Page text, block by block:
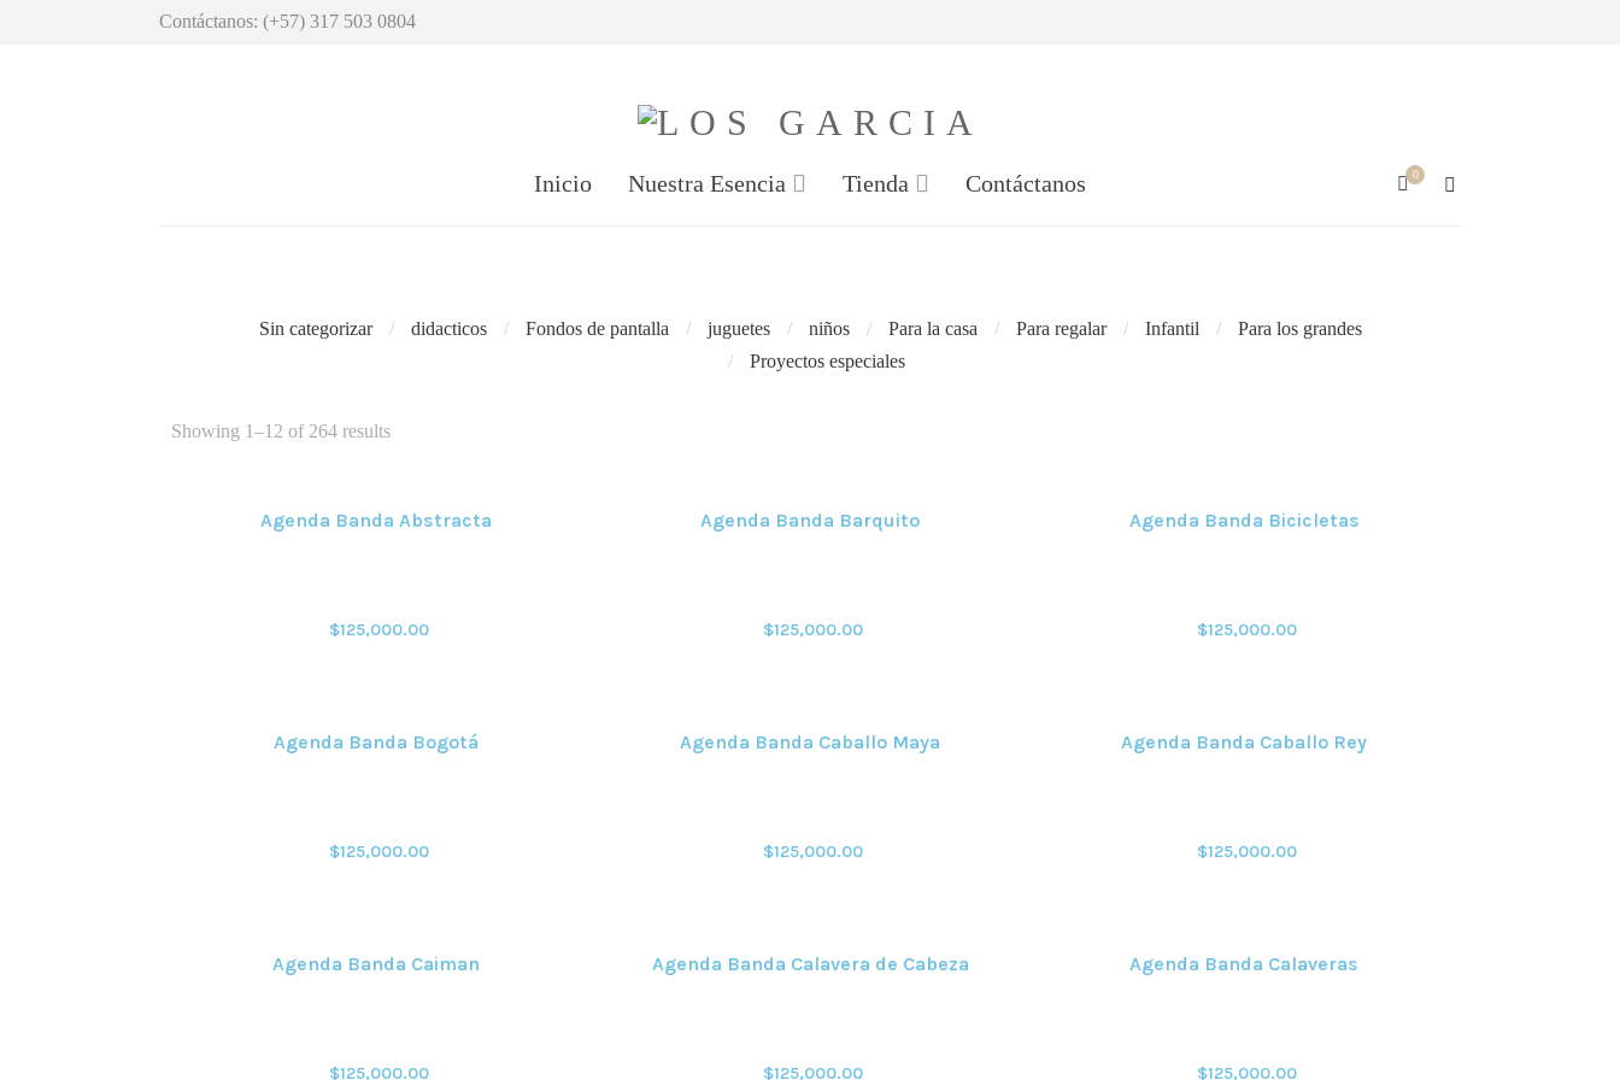
Contáctanos: (+57) 317 503 0804
Inicio Nuestra Esencia Tienda Contáctanos 0
Sin categorizar didacticos Fondos de pantalla juguetes niños Para la casa Para regalar Infantil
Para los grandes
Proyectos especiales
Showing 1–12 of 264 results
Agenda Banda Abstracta
$125,000.00
Agenda Banda Barquito
$125,000.00
Agenda Banda Bicicletas
$125,000.00
Agenda Banda Bogotá
$125,000.00
Agenda Banda Caballo Maya
$125,000.00
Agenda Banda Caballo Rey
$125,000.00
Agenda Banda Caiman
$125,000.00
Agenda Banda Calavera de Cabeza
$125,000.00
Agenda Banda Calaveras
$125,000.00